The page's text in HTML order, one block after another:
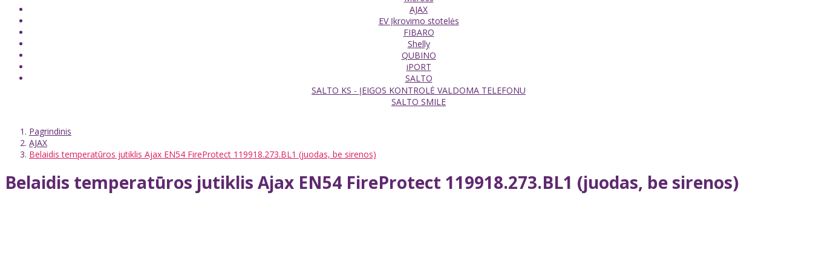
AJAX
EV Įkrovimo stotelės
FIBARO
Shelly
QUBINO
iPORT
SALTO
SALTO KS - ĮEIGOS KONTROLĖ VALDOMA TELEFONU
SALTO SMILE
Pagrindinis
AJAX
Belaidis temperatūros jutiklis Ajax EN54 FireProtect 119918.273.BL1 (juodas, be sirenos)
Belaidis temperatūros jutiklis Ajax EN54 FireProtect 119918.273.BL1 (juodas, be sirenos)